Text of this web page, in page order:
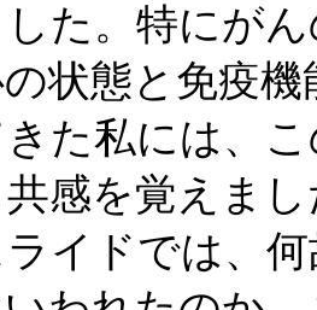
した。特にが
状態と免疫
た私には、
感を覚えま
イドでは、